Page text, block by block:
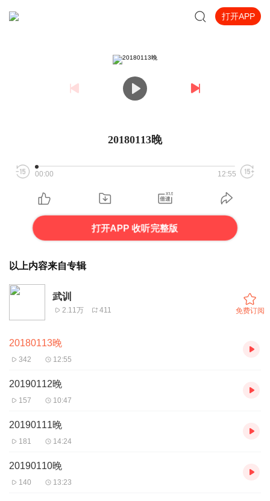
打开APP
20180113晚
00:00 12:55
打开APP 收听完整版
以上内容来自专辑
武训
2.11万 411 免费订阅
20180113晚
342 12:55
20190112晚
157 10:47
20190111晚
181 14:24
20190110晚
140 13:23